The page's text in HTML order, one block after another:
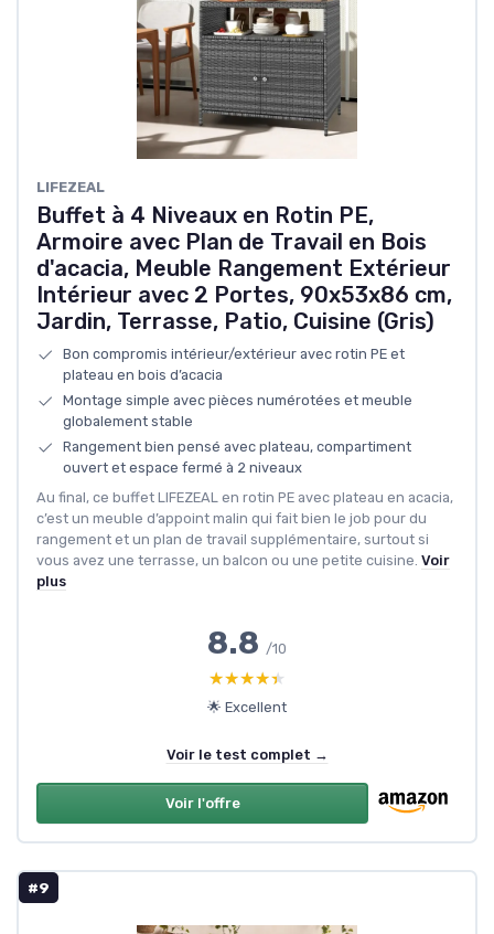
LIFEZEAL
Buffet à 4 Niveaux en Rotin PE,
Armoire avec Plan de Travail en Bois
d'acacia, Meuble Rangement Extérieur
Intérieur avec 2 Portes, 90x53x86 cm,
Jardin, Terrasse, Patio, Cuisine (Gris)
Bon compromis intérieur/extérieur avec rotin PE et
plateau en bois d’acacia
Montage simple avec pièces numérotées et meuble
globalement stable
Rangement bien pensé avec plateau, compartiment
ouvert et espace fermé à 2 niveaux
Au final, ce buffet LIFEZEAL en rotin PE avec plateau en acacia,
c’est un meuble d’appoint malin qui fait bien le job pour du
rangement et un plan de travail supplémentaire, surtout si
vous avez une terrasse, un balcon ou une petite cuisine. Voir
plus
8.8 /10
★★★★★
★★★★★
🌟 Excellent
Voir le test complet →
Voir l'offre
#9